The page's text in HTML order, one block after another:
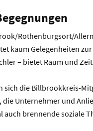
Rothenburgsort/
kaum Gelegenheiten
– bietet Raum und
die Billbrookkreis-
Unternehmer und
brennende soziale